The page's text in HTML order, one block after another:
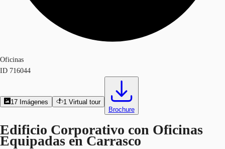
Oficinas
ID 716044
17 Imágenes 1 Virtual tour
Brochure
Edificio Corporativo con Oficinas
Equipadas en Carrasco